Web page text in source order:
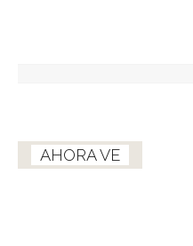
AHORA VE